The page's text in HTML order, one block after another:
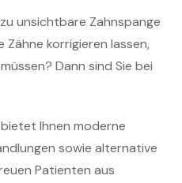
unsichtbare Zahnspange
korrigieren lassen,
Dann sind Sie bei
Ihnen moderne
sowie alternative
Patienten aus